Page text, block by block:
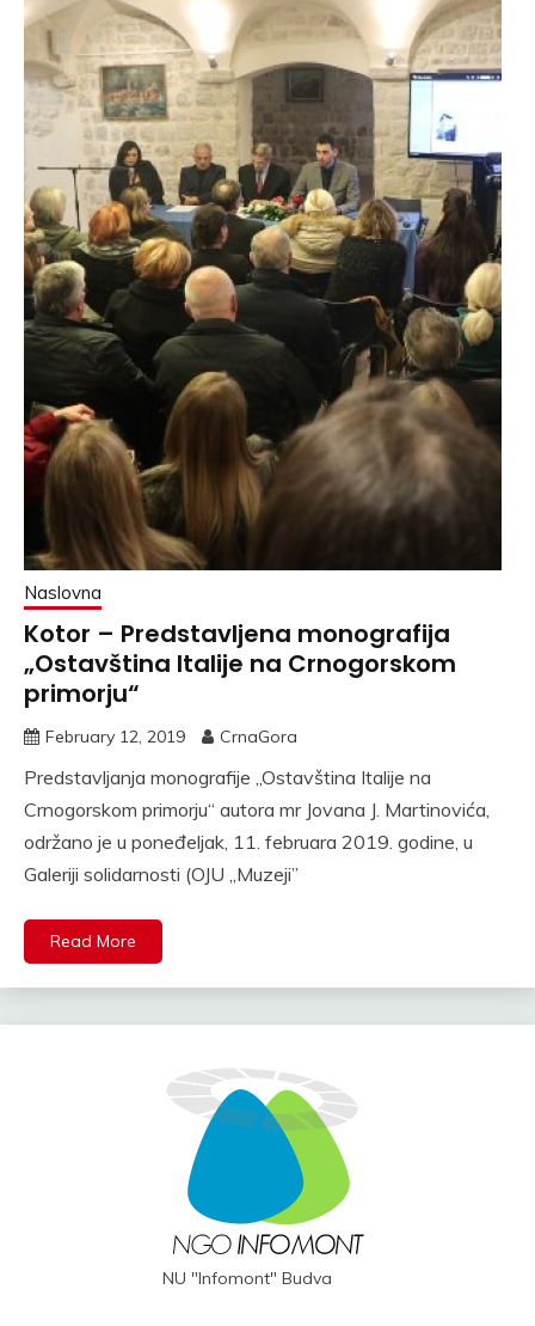
Naslovna
Kotor – Predstavljena monografija
„Ostavština Italije na Crnogorskom
primorju“
February 12, 2019 CrnaGora
Predstavljanja monografije „Ostavština Italije na
Crnogorskom primorju“ autora mr Jovana J. Martinovića,
održano je u poneđeljak, 11. februara 2019. godine, u
Galeriji solidarnosti (OJU „Muzeji”
Read More
NU "Infomont" Budva